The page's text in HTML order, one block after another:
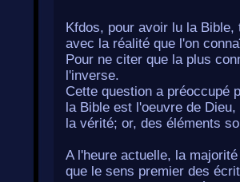
Kfdos, pour avoir lu la
avec la réalité que l'on
Pour ne citer que la plus
l'inverse.
Cette question a préoccupé
la Bible est l'oeuvre de
la vérité; or, des éléments
A l'heure actuelle, la
que le sens premier des